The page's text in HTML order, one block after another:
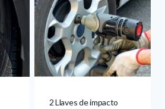
2 Llaves de impacto